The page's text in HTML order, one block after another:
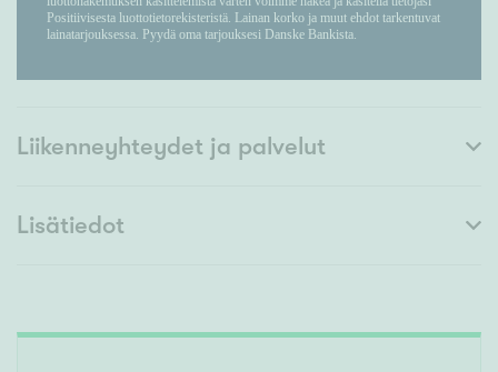
Liikenneyhteydet ja palvelut
Lisätiedot